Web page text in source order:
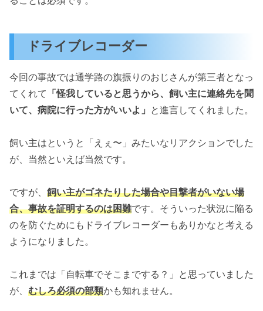
ドライブレコーダー
今回の事故では通学路の旗振りのおじさんが第三者となっ
てくれて
「怪我していると思うから、飼い主に連絡先を聞
いて、病院に行った方がいいよ」
と進言してくれました。
飼い主はというと「えぇ〜」みたいなリアクションでした
が、当然といえば当然です。
ですが、 飼い主がゴネたりした場合や目撃者がいない場
合、事故を証明するのは困難です。そういった状況に陥る
のを防ぐためにもドライブレコーダーもありかなと考える
ようになりました。
これまでは「自転車でそこまでする？」と思っていました
が、 むしろ必須の部類かも知れません。